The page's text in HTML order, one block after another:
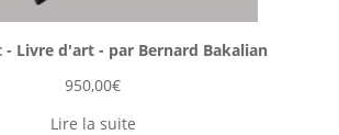
- Livre d'art - par Bernard Bakalian
950,00€
Lire la suite